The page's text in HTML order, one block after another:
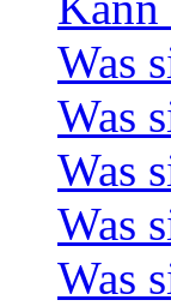
Was
Was
Was
Was
Was